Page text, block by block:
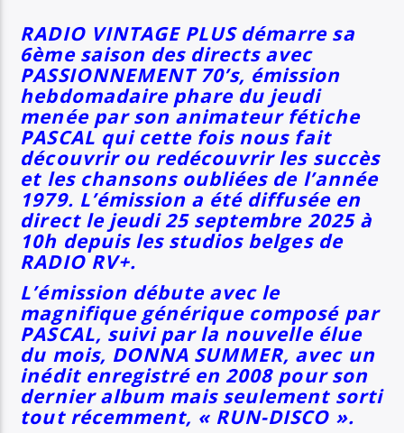
SOYEZ COOL ET RESTEZ EN FORME AVEC RV+
Radio Vintage Plus
RADIO VINTAGE PLUS démarre sa
6ème saison des directs avec
PASSIONNEMENT 70’s, émission
hebdomadaire phare du jeudi
menée par son animateur fétiche
PASCAL qui cette fois nous fait
découvrir ou redécouvrir les succès
et les chansons oubliées de l’année
1979. L’émission a été diffusée en
direct le jeudi 25 septembre 2025 à
10h depuis les studios belges de
RADIO RV+.
L’émission débute avec le
magnifique générique composé par
PASCAL, suivi par la nouvelle élue
du mois, DONNA SUMMER, avec un
inédit enregistré en 2008 pour son
dernier album mais seulement sorti
tout récemment, « RUN-DISCO ».